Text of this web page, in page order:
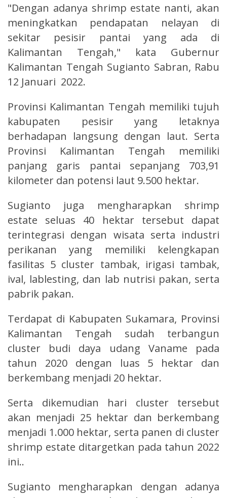
"Dengan adanya shrimp estate nanti, akan
meningkatkan pendapatan nelayan di
sekitar pesisir pantai yang ada di
Kalimantan Tengah," kata Gubernur
Kalimantan Tengah Sugianto Sabran, Rabu
12 Januari 2022.
Provinsi Kalimantan Tengah memiliki tujuh
kabupaten pesisir yang letaknya
berhadapan langsung dengan laut. Serta
Provinsi Kalimantan Tengah memiliki
panjang garis pantai sepanjang 703,91
kilometer dan potensi laut 9.500 hektar.
Sugianto juga mengharapkan shrimp
estate seluas 40 hektar tersebut dapat
terintegrasi dengan wisata serta industri
perikanan yang memiliki kelengkapan
fasilitas 5 cluster tambak, irigasi tambak,
ival, lablesting, dan lab nutrisi pakan, serta
pabrik pakan.
Terdapat di Kabupaten Sukamara, Provinsi
Kalimantan Tengah sudah terbangun
cluster budi daya udang Vaname pada
tahun 2020 dengan luas 5 hektar dan
berkembang menjadi 20 hektar.
Serta dikemudian hari cluster tersebut
akan menjadi 25 hektar dan berkembang
menjadi 1.000 hektar, serta panen di cluster
shrimp estate ditargetkan pada tahun 2022
ini..
Sugianto mengharapkan dengan adanya